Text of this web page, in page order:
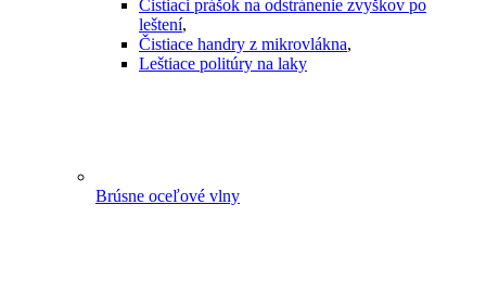
Čistiaci prášok na odstránenie zvyškov po
leštení,
Čistiace handry z mikrovlákna,
Leštiace politúry na laky
Brúsne oceľové vlny